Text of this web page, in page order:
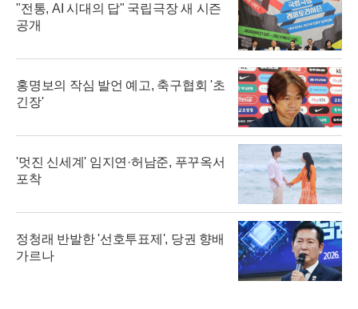
"전통, AI 시대의 답" 국립극장 새 시즌
공개
홍명보의 작심 발언 예고, 축구협회 '초
긴장'
'멋진 신세계' 임지연·허남준, 푸꾸옥서
포착
정청래 반발한 '선호투표제', 당권 향배
가르나